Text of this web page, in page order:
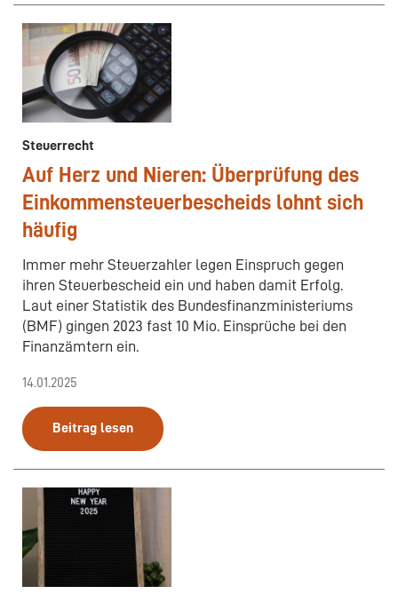
Steuerrecht
Auf Herz und Nieren: Überprüfung des
Einkommensteuerbescheids lohnt sich
häufig
Immer mehr Steuerzahler legen Einspruch gegen
ihren Steuerbescheid ein und haben damit Erfolg.
Laut einer Statistik des Bundesfinanzministeriums
(BMF) gingen 2023 fast 10 Mio. Einsprüche bei den
Finanzämtern ein.
14.01.2025
Beitrag lesen